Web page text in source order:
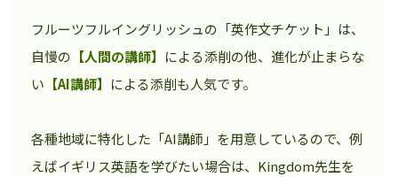
フルーツフルイングリッシュの「英作文チケット」は、
自慢の 【人間の講師】 による添削の他、進化が止まらな
い 【AI講師】 による添削も人気です。
各種地域に特化した「AI講師」を用意しているので、例
えばイギリス英語を学びたい場合は、Kingdom先生を